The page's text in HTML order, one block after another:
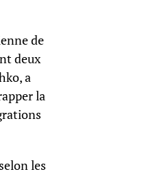
de
deux
a
la
les